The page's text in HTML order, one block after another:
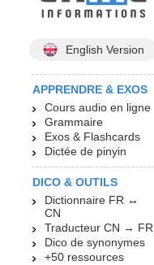
English Version
APPRENDRE & EXOS
Cours audio en ligne
Grammaire
Exos & Flashcards
Dictée de pinyin
DICO & OUTILS
Dictionnaire FR ↔
CN
Traducteur CN → FR
Dico de synonymes
+50 ressources